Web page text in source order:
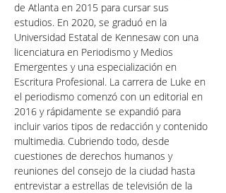
de Atlanta en 2015 para cursar sus
estudios. En 2020, se graduó en la
Universidad Estatal de Kennesaw con una
licenciatura en Periodismo y Medios
Emergentes y una especialización en
Escritura Profesional. La carrera de Luke en
el periodismo comenzó con un editorial en
2016 y rápidamente se expandió para
incluir varios tipos de redacción y contenido
multimedia. Cubriendo todo, desde
cuestiones de derechos humanos y
reuniones del consejo de la ciudad hasta
entrevistar a estrellas de televisión de la